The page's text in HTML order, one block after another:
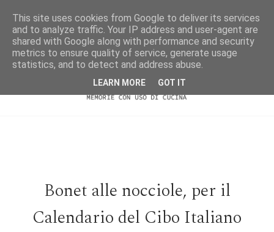
Bonet alle nocciole, per il
Calendario del Cibo Italiano
This site uses cookies from Google to deliver its services
and to analyze traffic. Your IP address and user-agent are
shared with Google along with performance and security
metrics to ensure quality of service, generate usage
statistics, and to detect and address abuse.
LEARN MORE GOT IT